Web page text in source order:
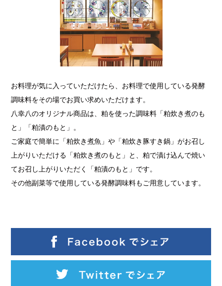
お料理が気に入っていただけたら、お料理で使用している発酵
調味料をその場でお買い求めいただけます。
八幸八のオリジナル商品は、粕を使った調味料「粕炊き煮のも
と」「粕漬のもと」。
ご家庭で簡単に「粕炊き煮魚」や「粕炊き豚すき鍋」がお召し
上がりいただける「粕炊き煮のもと」と、粕で漬け込んで焼い
てお召し上がりいただく「粕漬のもと」です。
その他副菜等で使用している発酵調味料もご用意しています。